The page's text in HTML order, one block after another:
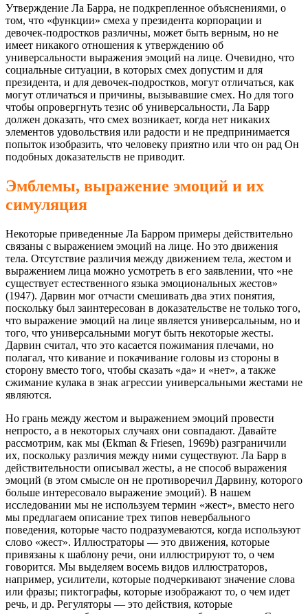
Утверждение Ла Барра, не подкрепленное объяснениями, о
том, что «функции» смеха у президента корпорации и
девочек-подростков различны, может быть верным, но не
имеет никакого отношения к утверждению об
универсальности выражения эмоций на лице. Очевидно, что
социальные ситуации, в которых смех допустим и для
президента, и для девочек-подростков, могут отличаться, как
могут отличаться и причины, вызывавшие смех. Но для того
чтобы опровергнуть тезис об универсальности, Ла Барр
должен доказать, что смех возникает, когда нет никаких
элементов удовольствия или радости и не предпринимается
попыток изобразить, что человеку приятно или что он рад Он
подобных доказательств не приводит.
Эмблемы, выражение эмоций и их
симуляция
Некоторые приведенные Ла Барром примеры действительно
связаны с выражением эмоций на лице. Но это движения
тела. Отсутствие различия между движением тела, жестом и
выражением лица можно усмотреть в его заявлении, что «не
существует естественного языка эмоциональных жестов»
(1947). Дарвин мог отчасти смешивать два этих понятия,
поскольку был заинтересован в доказательстве не только того,
что выражение эмоций на лице является универсальным, но и
того, что универсальными могут быть некоторые жесты.
Дарвин считал, что это касается пожимания плечами, но
полагал, что кивание и покачивание головы из стороны в
сторону вместо того, чтобы сказать «да» и «нет», а также
сжимание кулака в знак агрессии универсальными жестами не
являются.
Но грань между жестом и выражением эмоций провести
непросто, а в некоторых случаях они совпадают. Давайте
рассмотрим, как мы (Ekman & Friesen, 1969b) разграничили
их, поскольку различия между ними существуют. Ла Барр в
действительности описывал жесты, а не способ выражения
эмоций (в этом смысле он не противоречил Дарвину, которого
больше интересовало выражение эмоций). В нашем
исследовании мы не используем термин «жест», вместо него
мы предлагаем описание трех типов невербального
поведения, которые часто подразумеваются, когда используют
слово «жест». Иллюстраторы — это движения, которые
привязаны к шаблону речи, они иллюстрируют то, о чем
говорится. Мы выделяем восемь видов иллюстраторов,
например, усилители, которые подчеркивают значение слова
или фразы; пиктографы, которые изображают то, о чем идет
речь, и др. Регуляторы — это действия, которые